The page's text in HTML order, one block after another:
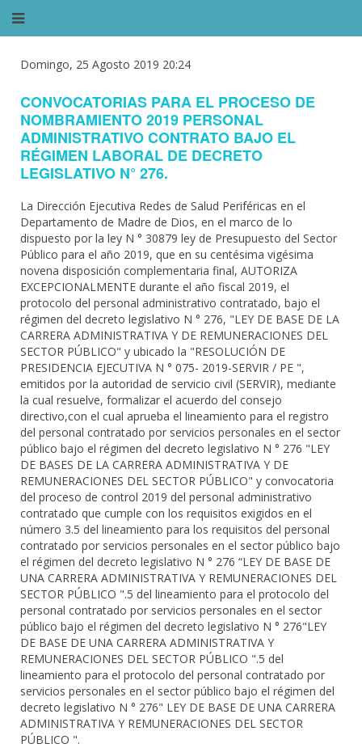
Domingo, 25 Agosto 2019 20:24
CONVOCATORIAS PARA EL PROCESO DE
NOMBRAMIENTO 2019 PERSONAL
ADMINISTRATIVO CONTRATO BAJO EL
RÉGIMEN LABORAL DE DECRETO
LEGISLATIVO N° 276.
La Dirección Ejecutiva Redes de Salud Periféricas en el
Departamento de Madre de Dios, en el marco de lo
dispuesto por la ley N ° 30879 ley de Presupuesto del Sector
Público para el año 2019, que en su centésima vigésima
novena disposición complementaria final, AUTORIZA
EXCEPCIONALMENTE durante el año fiscal 2019, el
protocolo del personal administrativo contratado, bajo el
régimen del decreto legislativo N ° 276, "LEY DE BASE DE LA
CARRERA ADMINISTRATIVA Y DE REMUNERACIONES DEL
SECTOR PÚBLICO" y ubicado la "RESOLUCIÓN DE
PRESIDENCIA EJECUTIVA N ° 075- 2019-SERVIR / PE ",
emitidos por la autoridad de servicio civil (SERVIR), mediante
la cual resuelve, formalizar el acuerdo del consejo
directivo,con el cual aprueba el lineamiento para el registro
del personal contratado por servicios personales en el sector
público bajo el régimen del decreto legislativo N ° 276 "LEY
DE BASES DE LA CARRERA ADMINISTRATIVA Y DE
REMUNERACIONES DEL SECTOR PÚBLICO" y convocatoria
del proceso de control 2019 del personal administrativo
contratado que cumple con los requisitos exigidos en el
número 3.5 del lineamiento para los requisitos del personal
contratado por servicios personales en el sector público bajo
el régimen del decreto legislativo N ° 276 “LEY DE BASE DE
UNA CARRERA ADMINISTRATIVA Y REMUNERACIONES DEL
SECTOR PÚBLICO ".5 del lineamiento para el protocolo del
personal contratado por servicios personales en el sector
público bajo el régimen del decreto legislativo N ° 276"LEY
DE BASE DE UNA CARRERA ADMINISTRATIVA Y
REMUNERACIONES DEL SECTOR PÚBLICO ".5 del
lineamiento para el protocolo del personal contratado por
servicios personales en el sector público bajo el régimen del
decreto legislativo N ° 276" LEY DE BASE DE UNA CARRERA
ADMINISTRATIVA Y REMUNERACIONES DEL SECTOR
PÚBLICO ".